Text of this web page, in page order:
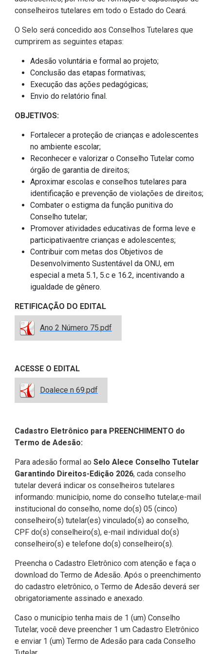
Tecnologia da Informação
Assessoria Jurídica e Relações
Institucionais
Secretaria Executiva da Mesa
Diretora
Coordenadoria de Eventos e
Cerimonial
Comitê de Imprensa
1ª Companhia do Batalhão de
Prevenção Institucional
2ª Companhia de Polícia de
Guarda (2ª CPG)
Departamento de
Documentação e Informação
Pesquisas Sobre o
Inesp
Deputado Pontes Neto
Procon Alece
Procuradoria Especial da Mulher
Sala do Empreendedor
Climáticas e Desenvolvimento
Orçamento, Finanças e
Previdência Social e Saúde
Proteção Social e Combate à
Fome
Trabalho, Administração e
Serviço Publico
Turismo e Serviços
Viação, Transporte e Des.
Urbano
conselheiros tutelares em todo o Estado do Ceará.
O Selo será concedido aos Conselhos Tutelares que
cumprirem as seguintes etapas:
Adesão voluntária e formal ao projeto;
Conclusão das etapas formativas;
Execução das ações pedagógicas;
Envio do relatório final.
OBJETIVOS:
Fortalecer a proteção de crianças e adolescentes
no ambiente escolar;
Reconhecer e valorizar o Conselho Tutelar como
órgão de garantia de direitos;
Aproximar escolas e conselhos tutelares para
identificação e prevenção de violações de direitos;
Combater o estigma da função punitiva do
Conselho tutelar;
Promover atividades educativas de forma leve e
participativaentre crianças e adolescentes;
Contribuir com metas dos Objetivos de
Desenvolvimento Sustentável da ONU, em
especial a meta 5.1, 5.c e 16.2, incentivando a
igualdade de gênero.
RETIFICAÇÃO DO EDITAL
Ano 2 Número 75.pdf
ACESSE O EDITAL
Doalece n 69.pdf
Cadastro Eletrônico para PREENCHIMENTO do
Termo de Adesão:
Para adesão formal ao Selo Alece Conselho Tutelar
Garantindo Direitos-Edição 2026, cada conselho
tutelar deverá indicar os conselheiros tutelares
informando: município, nome do conselho tutelar,e-mail
institucional do conselho, nome do(s) 05 (cinco)
conselheiro(s) tutelar(es) vinculado(s) ao conselho,
CPF do(s) conselheiro(s), e-mail individual do(s)
conselheiro(s) e telefone do(s) conselheiro(s).
Preencha o Cadastro Eletrônico com atenção e faça o
download do Termo de Adesão. Após o preenchimento
do cadastro eletrônico, o Termo de Adesão deverá ser
obrigatoriamente assinado e anexado.
Caso o município tenha mais de 1 (um) Conselho
Tutelar, você deve preencher 1 um Cadastro Eletrônico
e enviar 1 (um) Termo de Adesão para cada Conselho